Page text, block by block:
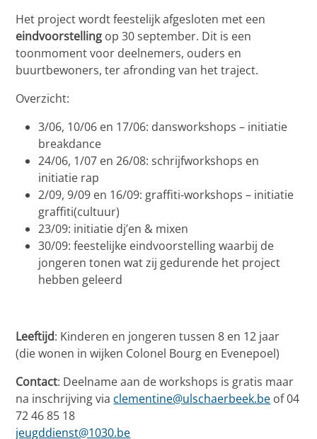
Het project wordt feestelijk afgesloten met een
eindvoorstelling op 30 september. Dit is een
toonmoment voor deelnemers, ouders en
buurtbewoners, ter afronding van het traject.
Overzicht:
3/06, 10/06 en 17/06: dansworkshops – initiatie
breakdance
24/06, 1/07 en 26/08: schrijfworkshops en
initiatie rap
2/09, 9/09 en 16/09: graffiti-workshops – initiatie
graffiti(cultuur)
23/09: initiatie dj’en & mixen
30/09: feestelijke eindvoorstelling waarbij de
jongeren tonen wat zij gedurende het project
hebben geleerd
Leeftijd: Kinderen en jongeren tussen 8 en 12 jaar
(die wonen in wijken Colonel Bourg en Evenepoel)
Contact: Deelname aan de workshops is gratis maar
na inschrijving via clementine@ulschaerbeek.be of 04
72 46 85 18
jeugddienst@1030.be